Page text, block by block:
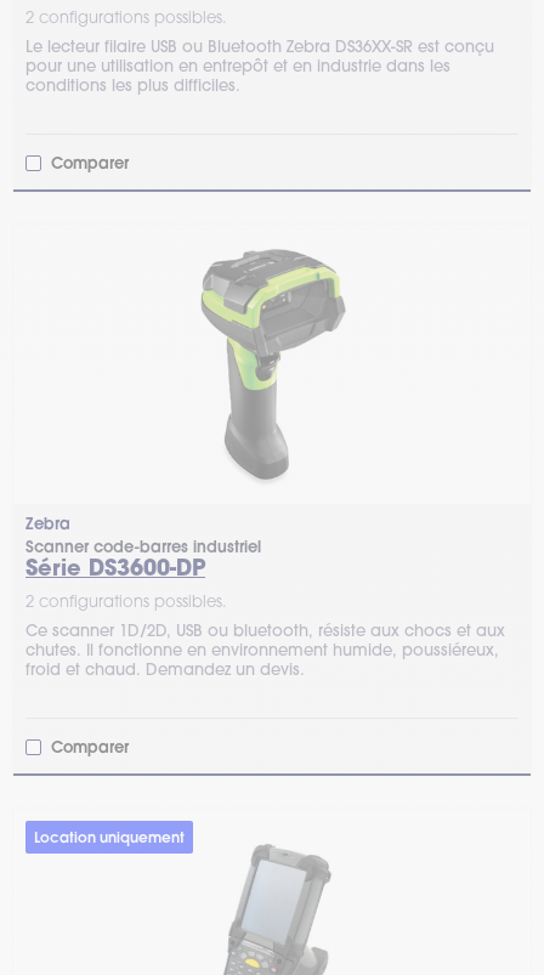
2 configurations possibles.
Le lecteur filaire USB ou Bluetooth Zebra DS36XX-SR est conçu
pour une utilisation en entrepôt et en industrie dans les
conditions les plus difficiles.
Comparer
Zebra
Scanner code-barres industriel
Série DS3600-DP
2 configurations possibles.
Ce scanner 1D/2D, USB ou bluetooth, résiste aux chocs et aux
chutes. Il fonctionne en environnement humide, poussiéreux,
froid et chaud. Demandez un devis.
Comparer
Location uniquement